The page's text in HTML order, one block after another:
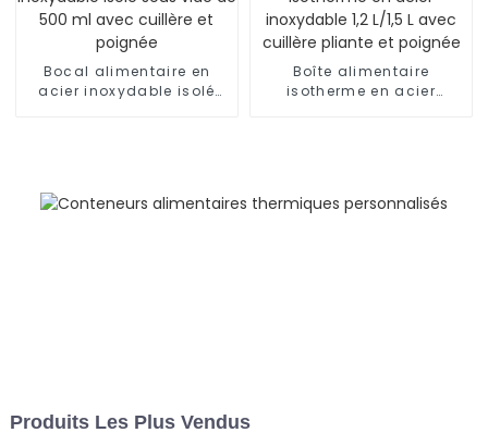
Bocal alimentaire en
acier inoxydable isolé
Boîte alimentaire
isotherme en acier
Produits Les Plus Vendus